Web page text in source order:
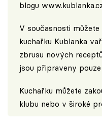
blogu
V současnosti
kuchařku Kublanka
zbrusu nových
jsou připraveny
Kuchařku můžete
klubu nebo v široké